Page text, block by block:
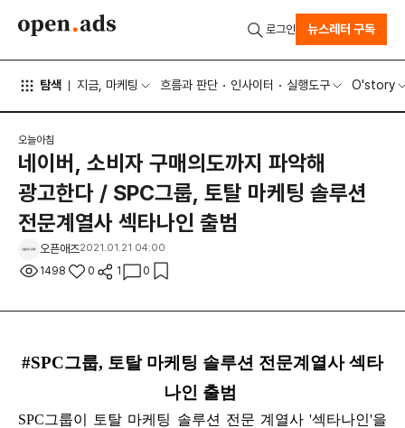
탐색 지금, 마케팅 흐름과 판단 인사이터 실행도구 O'story
로그인 뉴스레터 구독
오늘아침
네이버, 소비자 구매의도까지 파악해
광고한다 / SPC그룹, 토탈 마케팅 솔루션
전문계열사 섹타나인 출범
오픈애즈2021.01.21 04:00
1498 0 1 0
#SPC그룹, 토탈 마케팅 솔루션 전문계열사 섹타
나인 출범
SPC그룹이 토탈 마케팅 솔루션 전문 계열사 '섹타나인'을